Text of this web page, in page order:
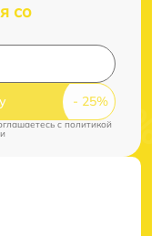
со
cполитикой